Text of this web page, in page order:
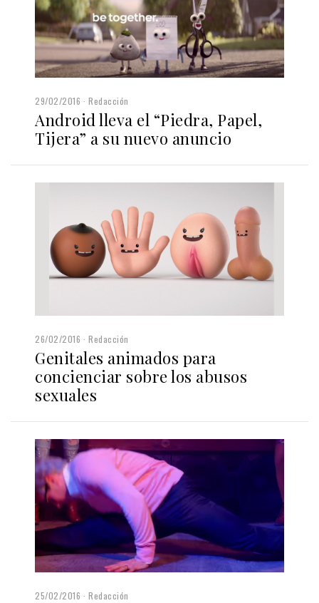
29/02/2016 Redacción
Android lleva el “Piedra, Papel,
Tijera” a su nuevo anuncio
26/02/2016 Redacción
Genitales animados para
concienciar sobre los abusos
sexuales
25/02/2016 Redacción